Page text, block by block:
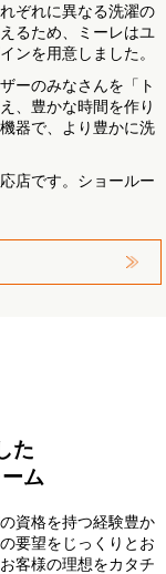
ぞれに異なる洗濯の
るため、ミーレはユ
ンを用意しました。
ーのみなさんを「ト
、豊かな時間を作り
器で、より豊かに洗
店です。ショールー
た
ム
資格を持つ経験豊か
要望をじっくりとお
客様の理想をカタチ